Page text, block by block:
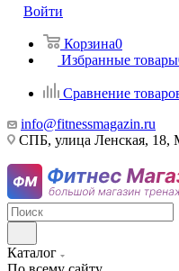
Войти
Корзина0
Избранные товары
Сравнение
info@fitnessmagazin.ru
СПБ, улица Ленская, 18,
Каталог